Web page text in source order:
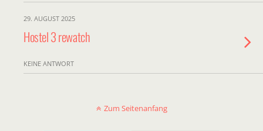
29. AUGUST 2025
Hostel 3 rewatch
KEINE ANTWORT
Zum Seitenanfang